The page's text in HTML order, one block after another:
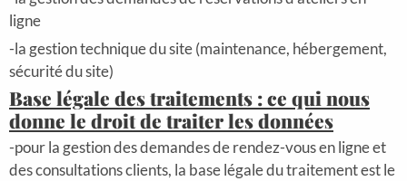
ligne
-la gestion technique du site (maintenance, hébergement,
sécurité du site)
Base légale des traitements : ce qui nous
donne le droit de traiter les données
-pour la gestion des demandes de rendez-vous en ligne et
des consultations clients, la base légale du traitement est le